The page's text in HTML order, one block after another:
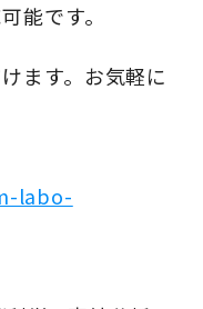
能です。
ます。お気軽に
labo-